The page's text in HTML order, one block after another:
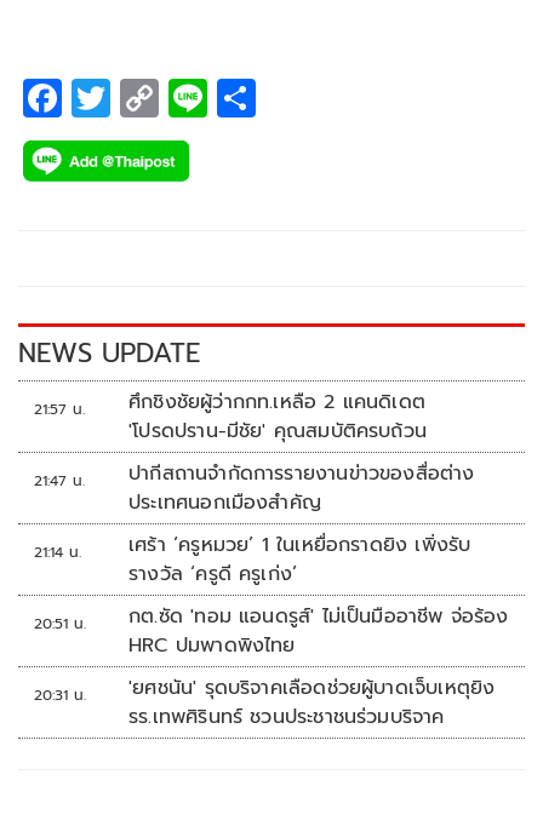
F
ac
e
k
T
wi
tt
C
o
p
k
Li
NEWS UPDATE
21:57 น.
ศึกชิงชัยผู้ว่ากกท.เหลือ 2 แคนดิเดต
'โปรดปราน-มีชัย' คุณสมบัติครบถ้วน
21:47 น.
ปากีสถานจำกัดการรายงานข่าวของสื่อต่าง
ประเทศนอกเมืองสำคัญ
21:14 น.
เศร้า ‘ครูหมวย’ 1 ในเหยื่อกราดยิง เพิ่งรับ
รางวัล ‘ครูดี ครูเก่ง’
20:51 น.
กต.ซัด 'ทอม แอนดรูส์' ไม่เป็นมืออาชีพ จ่อร้อง
HRC ปมพาดพิงไทย
20:31 น.
'ยศชนัน' รุดบริจาคเลือดช่วยผู้บาดเจ็บเหตุยิง
รร.เทพศิรินทร์ ชวนประชาชนร่วมบริจาค